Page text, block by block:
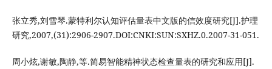
张立秀,刘雪琴.蒙特利尔认知评估量表中文版的信效度研究[J].护理
研究,2007,(31):2906-2907.DOI:CNKI:SUN:SXHZ.0.2007-31-051.
周小炫,谢敏,陶静,等.简易智能精神状态检查量表的研究和应用[J].